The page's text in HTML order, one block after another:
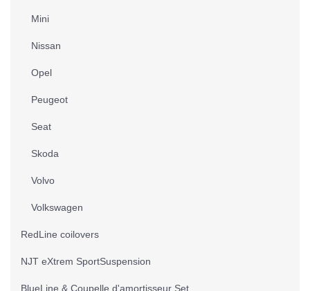
Mini
Nissan
Opel
Peugeot
Seat
Skoda
Volvo
Volkswagen
RedLine coilovers
NJT eXtrem SportSuspension
BlueLine & Coupelle d'amortisseur Set